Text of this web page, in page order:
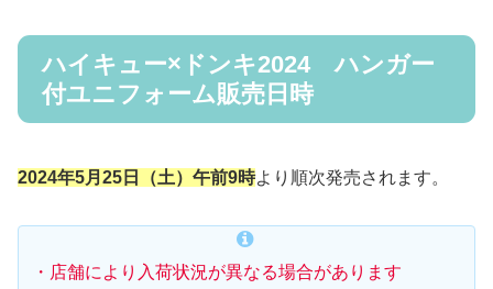
ハイキュー×ドンキ2024 ハンガー
付ユニフォーム販売日時
2024年5月25日（土）午前9時より順次発売されます。
・店舗により入荷状況が異なる場合があります